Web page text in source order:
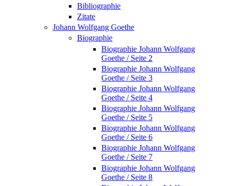
Bibliographie
Zitate
Johann Wolfgang Goethe
Biographie
Biographie Johann Wolfgang
Goethe / Seite 2
Biographie Johann Wolfgang
Goethe / Seite 3
Biographie Johann Wolfgang
Goethe / Seite 4
Biographie Johann Wolfgang
Goethe / Seite 5
Biographie Johann Wolfgang
Goethe / Seite 6
Biographie Johann Wolfgang
Goethe / Seite 7
Biographie Johann Wolfgang
Goethe / Seite 8